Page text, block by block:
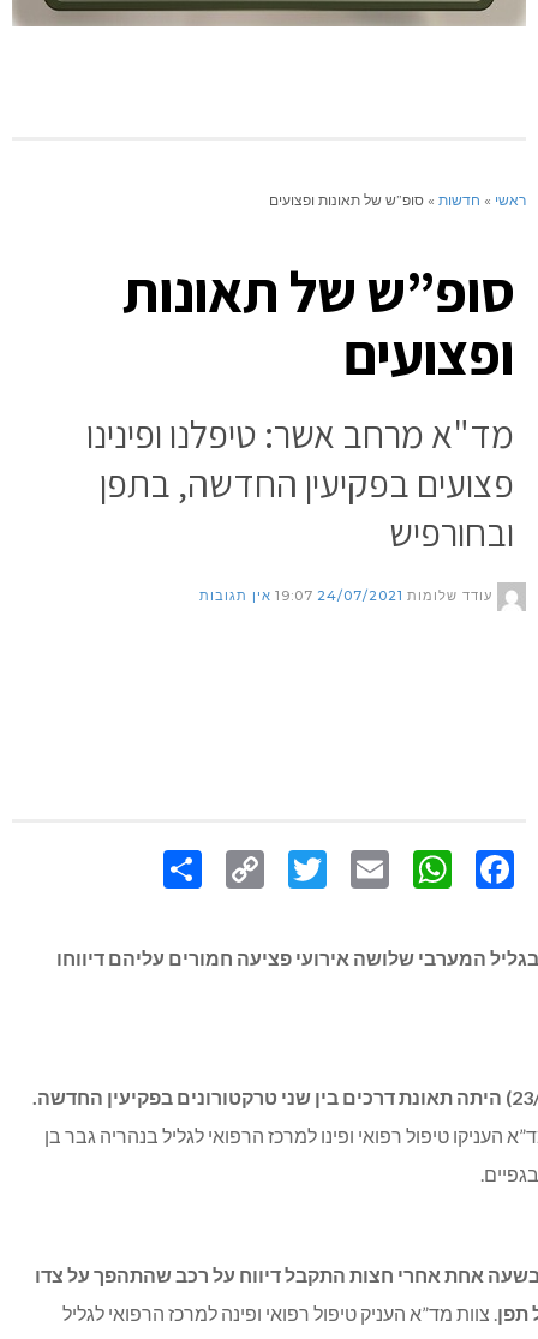
ראשי » חדשות » סופ”ש של תאונות ופצועים
סופ”ש של תאונות
ופצועים
מד"א מרחב אשר: טיפלנו ופינינו
פצועים בפקיעין החדשה, בתפן
ובחורפיש
עודד שלומות 24/07/2021
19:07 אין תגובות
Facebook
WhatsApp
Email
Twitter
Copy
Link
המערבי שלושה אירועי פציעה חמורים עליהם דיווחו
העניקו טיפול רפואי ופינו למרכז הרפואי לגליל בנהריה גבר בן
אחת אחרי חצות התקבל דיווח על רכב שהתהפך על צדו
תפן. צוות מד”א העניק טיפול רפואי ופינה למרכז הרפואי לגליל